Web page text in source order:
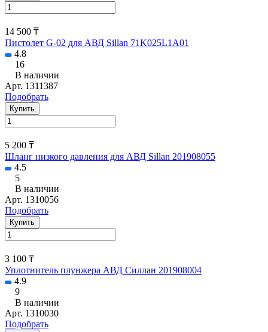
14 500 ₸
Пистолет G-02 для АВД Sillan 71K025L1A01
4.8
16
В наличии
Арт. 1311387
Подобрать
Купить
5 200 ₸
Шланг низкого давления для АВД Sillan 201908055
4.5
5
В наличии
Арт. 1310056
Подобрать
Купить
3 100 ₸
Уплотнитель плунжера АВД Силлан 201908004
4.9
9
В наличии
Арт. 1310030
Подобрать